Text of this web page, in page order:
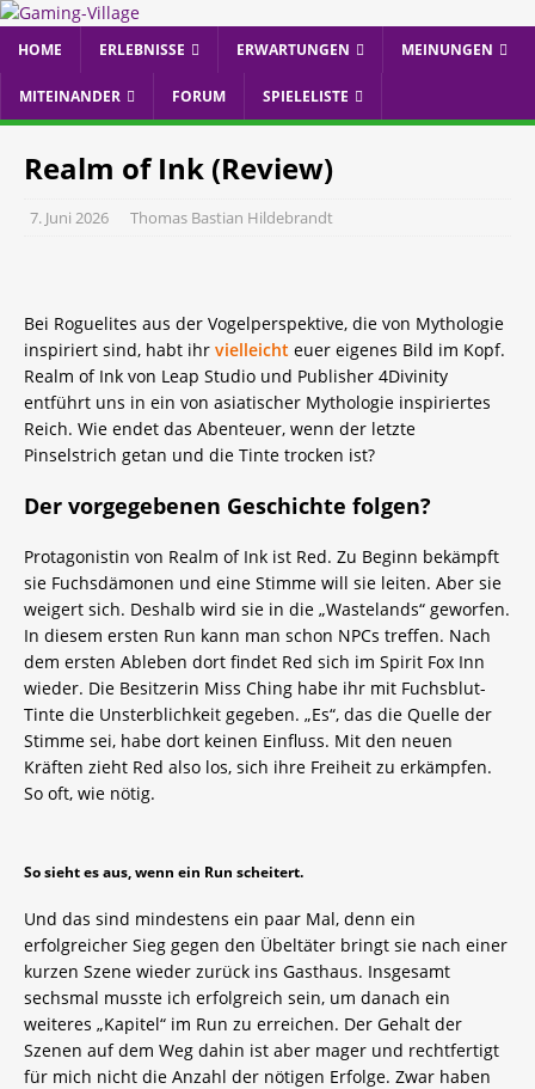
HOME ERLEBNISSE ERWARTUNGEN MEINUNGEN
MITEINANDER FORUM SPIELELISTE
Realm of Ink (Review)
7. Juni 2026 Thomas Bastian Hildebrandt
Bei Roguelites aus der Vogelperspektive, die von Mythologie
inspiriert sind, habt ihr vielleicht euer eigenes Bild im Kopf.
Realm of Ink von Leap Studio und Publisher 4Divinity
entführt uns in ein von asiatischer Mythologie inspiriertes
Reich. Wie endet das Abenteuer, wenn der letzte
Pinselstrich getan und die Tinte trocken ist?
Der vorgegebenen Geschichte folgen?
Protagonistin von Realm of Ink ist Red. Zu Beginn bekämpft
sie Fuchsdämonen und eine Stimme will sie leiten. Aber sie
weigert sich. Deshalb wird sie in die „Wastelands“ geworfen.
In diesem ersten Run kann man schon NPCs treffen. Nach
dem ersten Ableben dort findet Red sich im Spirit Fox Inn
wieder. Die Besitzerin Miss Ching habe ihr mit Fuchsblut-
Tinte die Unsterblichkeit gegeben. „Es“, das die Quelle der
Stimme sei, habe dort keinen Einfluss. Mit den neuen
Kräften zieht Red also los, sich ihre Freiheit zu erkämpfen.
So oft, wie nötig.
So sieht es aus, wenn ein Run scheitert.
Und das sind mindestens ein paar Mal, denn ein
erfolgreicher Sieg gegen den Übeltäter bringt sie nach einer
kurzen Szene wieder zurück ins Gasthaus. Insgesamt
sechsmal musste ich erfolgreich sein, um danach ein
weiteres „Kapitel“ im Run zu erreichen. Der Gehalt der
Szenen auf dem Weg dahin ist aber mager und rechtfertigt
für mich nicht die Anzahl der nötigen Erfolge. Zwar haben